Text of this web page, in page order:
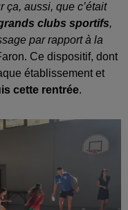
ça, aussi, que c’était
clubs sportifs,
par rapport à la
Ce dispositif, dont
établissement et
cette rentrée.